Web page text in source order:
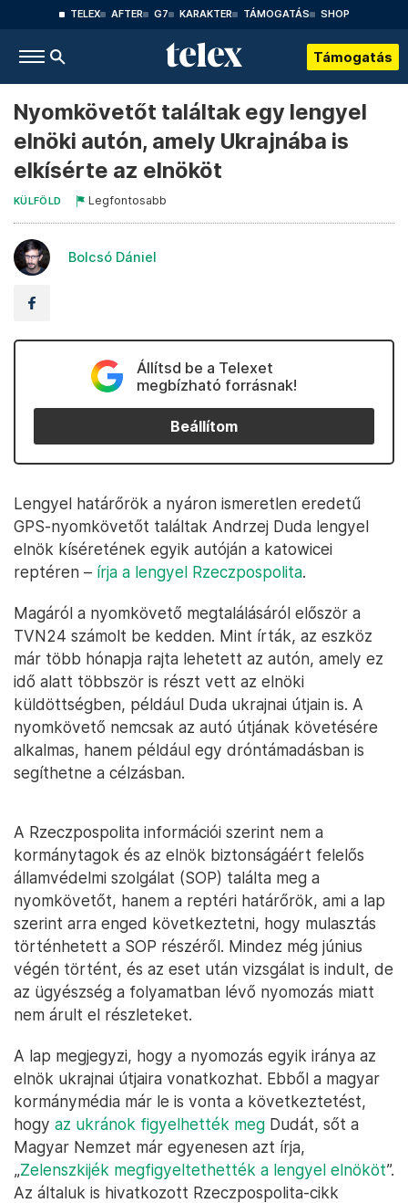
TELEX AFTER G7 KARAKTER TÁMOGATÁS SHOP
Támogatás
Nyomkövetőt találtak egy lengyel
elnöki autón, amely Ukrajnába is
elkísérte az elnököt
KÜLFÖLD Legfontosabb
Bolcsó Dániel
Állítsd be a Telexet
megbízható forrásnak!
Beállítom
Lengyel határőrök a nyáron ismeretlen eredetű
GPS-nyomkövetőt találtak Andrzej Duda lengyel
elnök kíséretének egyik autóján a katowicei
reptéren – írja a lengyel Rzeczpospolita.
Magáról a nyomkövető megtalálásáról először a
TVN24 számolt be kedden. Mint írták, az eszköz
már több hónapja rajta lehetett az autón, amely ez
idő alatt többször is részt vett az elnöki
küldöttségben, például Duda ukrajnai útjain is. A
nyomkövető nemcsak az autó útjának követésére
alkalmas, hanem például egy dróntámadásban is
segíthetne a célzásban.
A Rzeczpospolita információi szerint nem a
kormánytagok és az elnök biztonságáért felelős
államvédelmi szolgálat (SOP) találta meg a
nyomkövetőt, hanem a reptéri határőrök, ami a lap
szerint arra enged következtetni, hogy mulasztás
történhetett a SOP részéről. Mindez még június
végén történt, és az eset után vizsgálat is indult, de
az ügyészség a folyamatban lévő nyomozás miatt
nem árult el részleteket.
A lap megjegyzi, hogy a nyomozás egyik iránya az
elnök ukrajnai útjaira vonatkozhat. Ebből a magyar
kormánymédia már le is vonta a következtetést,
hogy az ukránok figyelhették meg Dudát, sőt a
Magyar Nemzet már egyenesen azt írja,
„Zelenszkijék megfigyeltethették a lengyel elnököt”.
Az általuk is hivatkozott Rzeczpospolita-cikk